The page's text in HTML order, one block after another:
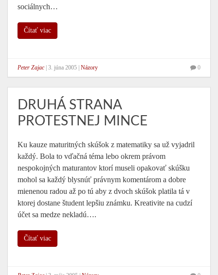
sociálnych…
Čítať viac
Peter Zajac| 3. júna 2005 Názory 0
DRUHÁ STRANA
PROTESTNEJ MINCE
Ku kauze maturitných skúšok z matematiky sa už vyjadril
každý. Bola to vďačná téma lebo okrem právom
nespokojných maturantov ktorí museli opakovať skúšku
mohol sa každý blysnúť právnym komentárom a dobre
mienenou radou až po tú aby z dvoch skúšok platila tá v
ktorej dostane študent lepšiu známku. Kreativite na cudzí
účet sa medze nekladú….
Čítať viac